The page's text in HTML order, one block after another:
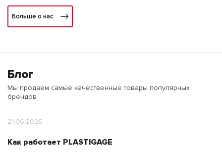
Больше о нас
Блог
Мы продаем самые качественные товары популярных
брендов
21.06.2026
Как работает PLASTIGAGE